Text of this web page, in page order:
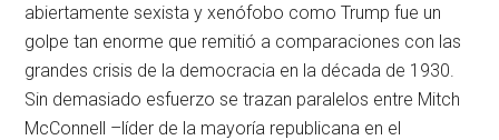
abiertamente sexista y xenófobo como Trump fue un
golpe tan enorme que remitió a comparaciones con las
grandes crisis de la democracia en la década de 1930.
Sin demasiado esfuerzo se trazan paralelos entre Mitch
McConnell –líder de la mayoría republicana en el